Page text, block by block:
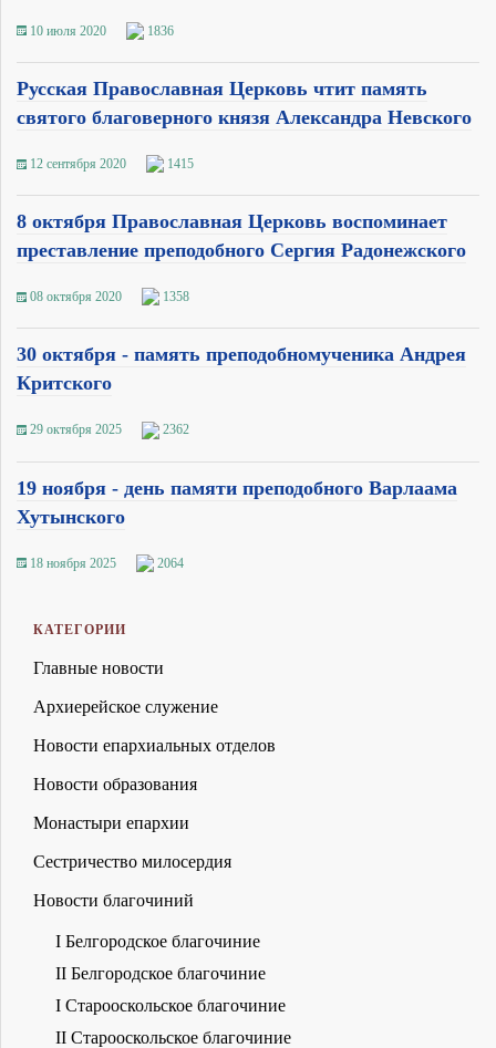
10 июля 2020 1836
Русская Православная Церковь чтит память
святого благоверного князя Александра Невского
12 сентября 2020 1415
8 октября Православная Церковь воспоминает
преставление преподобного Сергия Радонежского
08 октября 2020 1358
30 октября - память преподобномученика Андрея
Критского
29 октября 2025 2362
19 ноября - день памяти преподобного Варлаама
Хутынского
18 ноября 2025 2064
КАТЕГОРИИ
Главные новости
Архиерейское служение
Новости епархиальных отделов
Новости образования
Монастыри епархии
Сестричество милосердия
Новости благочиний
I Белгородское благочиние
II Белгородское благочиние
I Старооскольское благочиние
II Старооскольское благочиние